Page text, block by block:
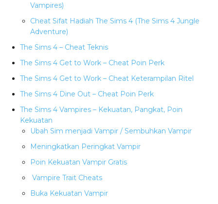
Vampires)
Cheat Sifat Hadiah The Sims 4 (The Sims 4 Jungle
Adventure)
The Sims 4 – Cheat Teknis
The Sims 4 Get to Work – Cheat Poin Perk
The Sims 4 Get to Work – Cheat Keterampilan Ritel
The Sims 4 Dine Out – Cheat Poin Perk
The Sims 4 Vampires – Kekuatan, Pangkat, Poin
Kekuatan
Ubah Sim menjadi Vampir / Sembuhkan Vampir
Meningkatkan Peringkat Vampir
Poin Kekuatan Vampir Gratis
Vampire Trait Cheats
Buka Kekuatan Vampir